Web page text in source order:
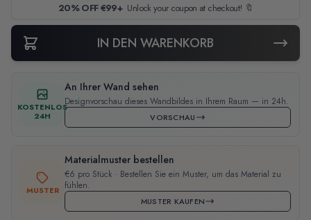
20% OFF €99+ Unlock your coupon at checkout! 🔖
IN DEN WARENKORB
KOSTENLOS
24H
An Ihrer Wand sehen
Designvorschau dieses Wandbildes in Ihrem Raum — in 24h.
VORSCHAU
MUSTER
Materialmuster bestellen
€6 pro Stück · Bestellen Sie ein Muster, um das Material zu
fühlen.
MUSTER KAUFEN